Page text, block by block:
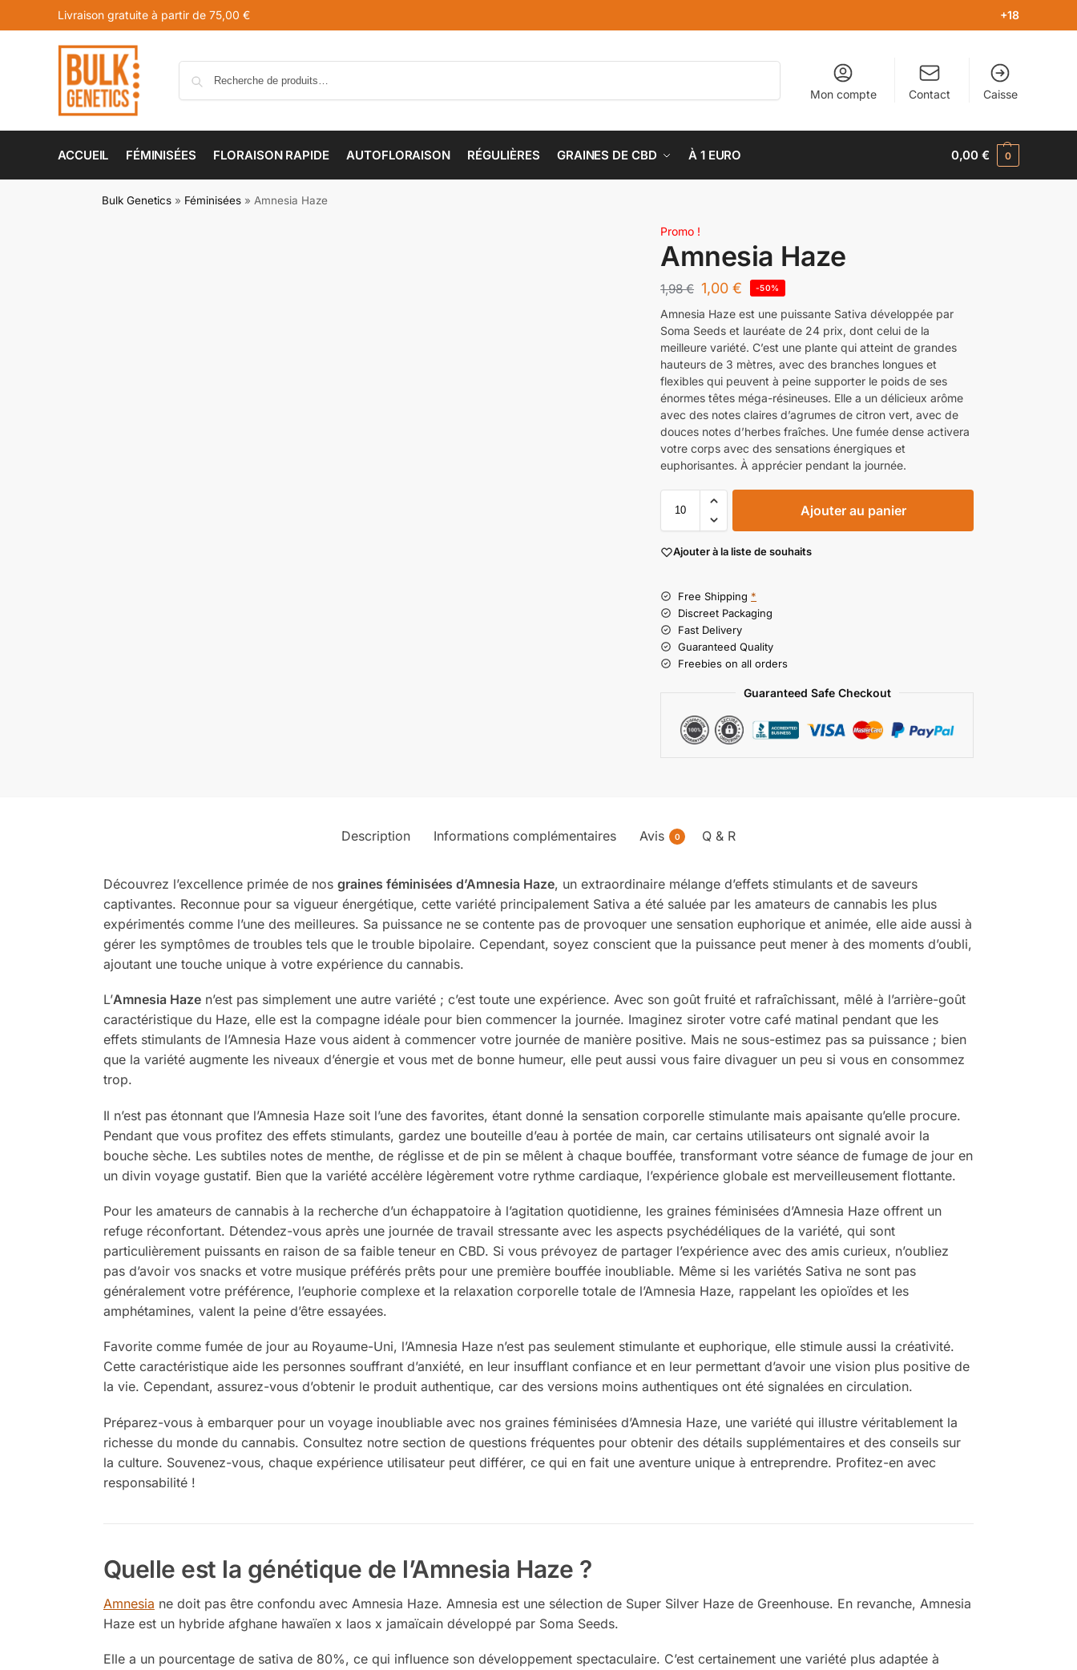
Livraison gratuite à partir de 75,00 € +18
Mon compte Contact Caisse
ACCUEIL FÉMINISÉES FLORAISON RAPIDE AUTOFLORAISON RÉGULIÈRES GRAINES DE CBD À 1 EURO 0,00€ 0
Bulk Genetics » Féminisées » Amnesia Haze
Promo !
Amnesia Haze
1,98€ 1,00€ -50%
Amnesia Haze est une puissante Sativa développée par
Soma Seeds et lauréate de 24 prix, dont celui de la
meilleure variété. C’est une plante qui atteint de grandes
hauteurs de 3 mètres, avec des branches longues et
flexibles qui peuvent à peine supporter le poids de ses
énormes têtes méga-résineuses. Elle a un délicieux arôme
avec des notes claires d’agrumes de citron vert, avec de
douces notes d’herbes fraîches. Une fumée dense activera
votre corps avec des sensations énergiques et
euphorisantes. À apprécier pendant la journée.
Ajouter au panier
Ajouter à la liste de souhaits
Free Shipping *
Discreet Packaging
Fast Delivery
Guaranteed Quality
Freebies on all orders
Guaranteed Safe Checkout
Description Informations complémentaires Avis 0 Q & R
Découvrez l’excellence primée de nos graines féminisées d’Amnesia Haze, un extraordinaire mélange d’effets stimulants et de saveurs
captivantes. Reconnue pour sa vigueur énergétique, cette variété principalement Sativa a été saluée par les amateurs de cannabis les plus
expérimentés comme l’une des meilleures. Sa puissance ne se contente pas de provoquer une sensation euphorique et animée, elle aide aussi à
gérer les symptômes de troubles tels que le trouble bipolaire. Cependant, soyez conscient que la puissance peut mener à des moments d’oubli,
ajoutant une touche unique à votre expérience du cannabis.
L’Amnesia Hazen’est pas simplement une autre variété ; c’est toute une expérience. Avec son goût fruité et rafraîchissant, mêlé à l’arrière-goût
caractéristique du Haze, elle est la compagne idéale pour bien commencer la journée. Imaginez siroter votre café matinal pendant que les
effets stimulants de l’Amnesia Haze vous aident à commencer votre journée de manière positive. Mais ne sous-estimez pas sa puissance ; bien
que la variété augmente les niveaux d’énergie et vous met de bonne humeur, elle peut aussi vous faire divaguer un peu si vous en consommez
trop.
Il n’est pas étonnant que l’Amnesia Haze soit l’une des favorites, étant donné la sensation corporelle stimulante mais apaisante qu’elle procure.
Pendant que vous profitez des effets stimulants, gardez une bouteille d’eau à portée de main, car certains utilisateurs ont signalé avoir la
bouche sèche. Les subtiles notes de menthe, de réglisse et de pin se mêlent à chaque bouffée, transformant votre séance de fumage de jour en
un divin voyage gustatif. Bien que la variété accélère légèrement votre rythme cardiaque, l’expérience globale est merveilleusement flottante.
Pour les amateurs de cannabis à la recherche d’un échappatoire à l’agitation quotidienne, les graines féminisées d’Amnesia Haze offrent un
refuge réconfortant. Détendez-vous après une journée de travail stressante avec les aspects psychédéliques de la variété, qui sont
particulièrement puissants en raison de sa faible teneur en CBD. Si vous prévoyez de partager l’expérience avec des amis curieux, n’oubliez
pas d’avoir vos snacks et votre musique préférés prêts pour une première bouffée inoubliable. Même si les variétés Sativa ne sont pas
généralement votre préférence, l’euphorie complexe et la relaxation corporelle totale de l’Amnesia Haze, rappelant les opioïdes et les
amphétamines, valent la peine d’être essayées.
Favorite comme fumée de jour au Royaume-Uni, l’Amnesia Haze n’est pas seulement stimulante et euphorique, elle stimule aussi la créativité.
Cette caractéristique aide les personnes souffrant d’anxiété, en leur insufflant confiance et en leur permettant d’avoir une vision plus positive de
la vie. Cependant, assurez-vous d’obtenir le produit authentique, car des versions moins authentiques ont été signalées en circulation.
Préparez-vous à embarquer pour un voyage inoubliable avec nos graines féminisées d’Amnesia Haze, une variété qui illustre véritablement la
richesse du monde du cannabis. Consultez notre section de questions fréquentes pour obtenir des détails supplémentaires et des conseils sur
la culture. Souvenez-vous, chaque expérience utilisateur peut différer, ce qui en fait une aventure unique à entreprendre. Profitez-en avec
responsabilité !
Quelle est la génétique de l’Amnesia Haze ?
Amnesia ne doit pas être confondu avec Amnesia Haze. Amnesia est une sélection de Super Silver Haze de Greenhouse. En revanche, Amnesia
Haze est un hybride afghane hawaïen x laos x jamaïcain développé par Soma Seeds.
Elle a un pourcentage de sativa de 80%, ce qui influence son développement spectaculaire. C’est certainement une variété plus adaptée à